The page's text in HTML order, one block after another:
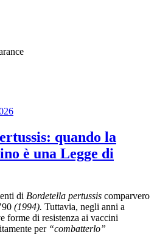
quando la
è una Legge di
di Bordetella pertussis comparvero
(1994). Tuttavia, negli anni a
forme di resistenza ai vaccini
per “combatterlo”